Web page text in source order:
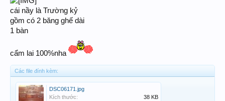
cái nầy là Trường kỷ
gồm có 2 băng ghế dài
1 bàn
cẩm lai 100%nha
Các file đính kèm:
DSC06171.jpg
Kích thước:
38 KB